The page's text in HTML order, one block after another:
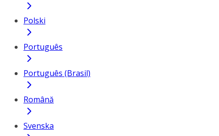
Polski
Português
Português (Brasil)
Română
Svenska